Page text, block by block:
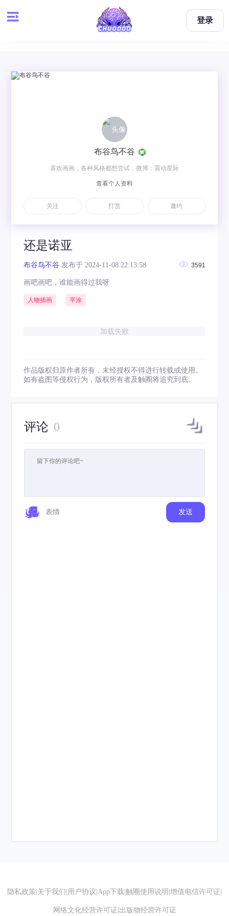
登录
还是诺亚
布谷鸟不谷 发布于 2024-11-08 22:13:58 3591
画吧画吧，谁能画得过我呀
人物插画 平涂
加载失败
作品版权归原作者所有，未经授权不得进行转载或使用。
如有盗图等侵权行为，版权所有者及触圈将追究到底。
评论 0
表情 发送
布谷鸟不谷
喜欢画画，各种风格都想尝试，微博：震动星际
查看个人资料
关注 打赏 邀约
隐私政策 关于我们 用户协议 App下载 触圈使用说明 增值电信许可证
网络文化经营许可证 出版物经营许可证